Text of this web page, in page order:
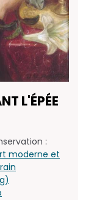
L'ÉPÉE
:
moderne et